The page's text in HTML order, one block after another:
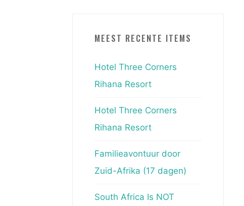
MEEST RECENTE ITEMS
Hotel Three Corners
Rihana Resort
Hotel Three Corners
Rihana Resort
Familieavontuur door
Zuid-Afrika (17 dagen)
South Africa Is NOT